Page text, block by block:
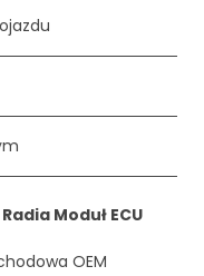
Moduł ECU
OEM